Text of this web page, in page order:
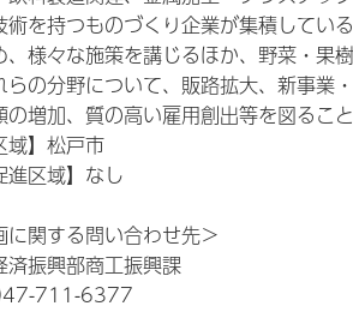
術を持つものづくり企業が集積してい
、様々な施策を講じるほか、野菜・果
らの分野について、販路拡大、新事業
の増加、質の高い雇用創出等を図るこ
域】松戸市
進区域】なし
に関する問い合わせ先＞
済振興部商工振興課
711-6377